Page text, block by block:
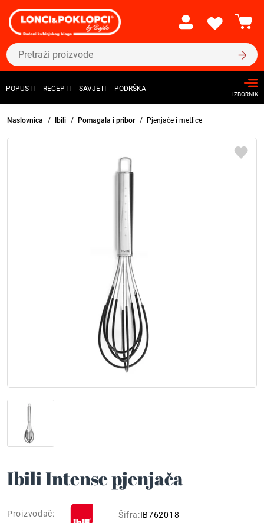
POPUSTI RECEPTI SAVJETI PODRŠKA
IZBORNIK
Naslovnica Ibili Pomagala i pribor Pjenjače i metlice
Ibili Intense pjenjača
Proizvođač: Šifra:IB762018